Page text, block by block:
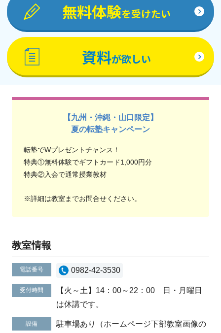
無料体験を受けたい
資料が欲しい
【九州・沖縄・山口限定】
夏の転塾キャンペーン
転塾でWプレゼントチャンス！
特典①無料体験でギフトカード1,000円分
特典②入会で通常授業教材
※詳細は教室までお問合せください。
教室情報
電話番号 0982-42-3530
受付時間
【火～土】14：00～22：00 日・月曜日
は休講です。
設備
駐車場あり（ホームページ下部教室画像の